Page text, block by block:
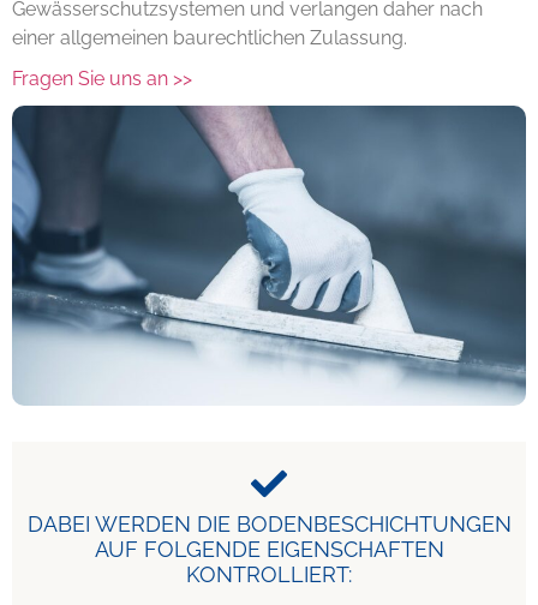
Gewässerschutzsystemen und verlangen daher nach
einer allgemeinen baurechtlichen Zulassung.
Fragen Sie uns an >>
DABEI WERDEN DIE BODENBESCHICHTUNGEN
AUF FOLGENDE EIGENSCHAFTEN
KONTROLLIERT: